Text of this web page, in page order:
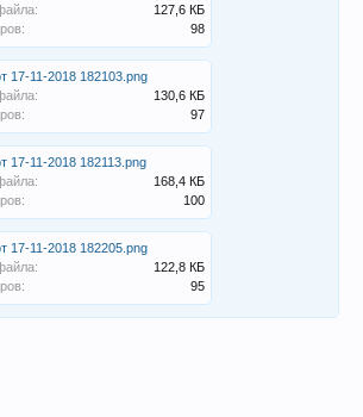
127,6 КБ
98
17-11-2018 182103.png
130,6 КБ
97
17-11-2018 182113.png
168,4 КБ
100
17-11-2018 182205.png
122,8 КБ
95